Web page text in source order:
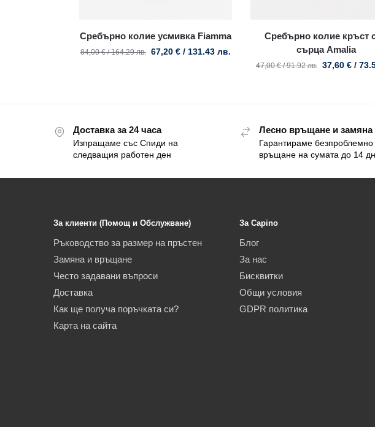
Сребърно колие усмивка Fiamma
84,00€ / 164.29 лв. 67,20 € / 131.43 лв.
Сребърно колие кръст
сърца Amalia
47,00€ / 91.92 лв. 37,60 € /
Доставка за 24 часа
Изпращаме със Спиди на
следващия работен ден
Лесно връщане и замяна
Гарантираме безпроблемно
връщане на сумата до 14
За клиенти (Помощ и Обслужване)
Ръководство за размер на пръстен
Замяна и връщане
Често задавани въпроси
Доставка
Как ще получа поръчката си?
Карта на сайта
За Capino
Блог
За нас
Бисквитки
Общи условия
GDPR политика